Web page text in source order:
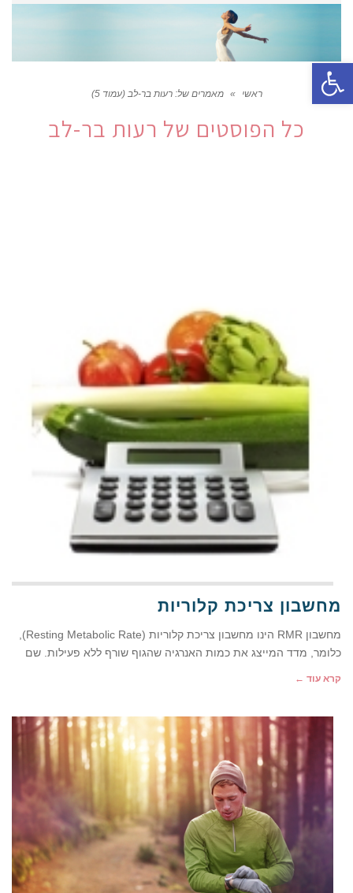
פתח סרגל נגישות
ראשי » מאמרים של: רעות בר-לב (עמוד 5)
כל הפוסטים של רעות בר-לב
מחשבון צריכת קלוריות
מחשבון RMR הינו מחשבון צריכת קלוריות (Resting Metabolic Rate),
כלומר, מדד המייצג את כמות האנרגיה שהגוף שורף ללא פעילות. שם
קרא עוד ←